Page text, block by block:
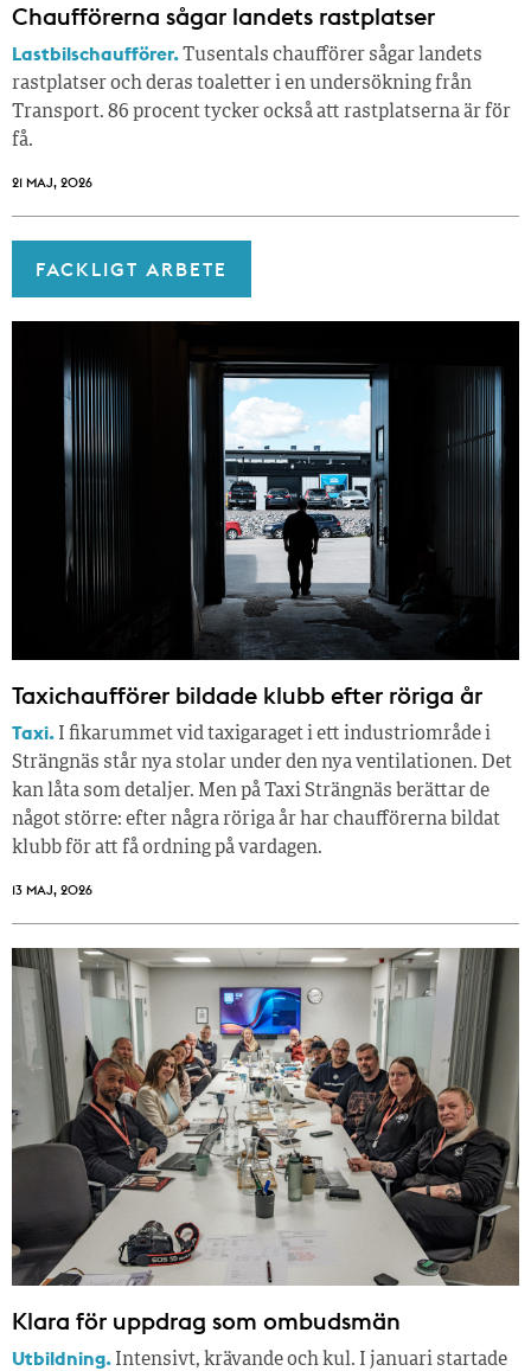
Chaufförerna sågar landets rastplatser
Lastbilschaufförer.Tusentals chaufförer sågar landets
rastplatser och deras toaletter i en undersökning från
Transport. 86 procent tycker också att rastplatserna är för
få.
21 MAJ, 2026
FACKLIGT ARBETE
Taxichaufförer bildade klubb efter röriga år
Taxi. I fikarummet vid taxigaraget i ett industriområde i
Strängnäs står nya stolar under den nya ventilationen. Det
kan låta som detaljer. Men på Taxi Strängnäs berättar de
något större: efter några röriga år har chaufförerna bildat
klubb för att få ordning på vardagen.
13 MAJ, 2026
Klara för uppdrag som ombudsmän
Utbildning. Intensivt, krävande och kul. I januari startade